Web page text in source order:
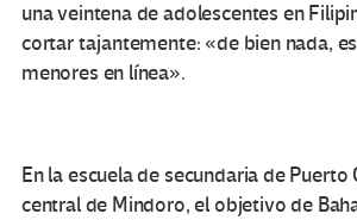
una veintena de adolescentes en
cortar tajantemente: «de bien nada,
menores en línea».
En la escuela de secundaria de Puerto
central de Mindoro, el objetivo de